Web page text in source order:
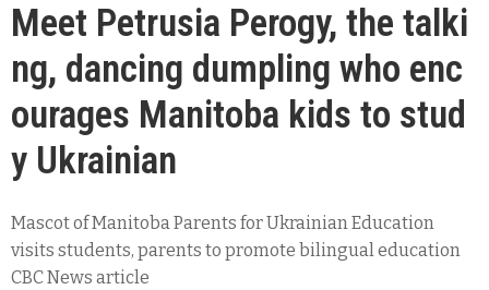
Meet Petrusia Perogy, the talki
ng, dancing dumpling who enc
ourages Manitoba kids to stud
y Ukrainian
Mascot of Manitoba Parents for Ukrainian Education
visits students, parents to promote bilingual education
CBC News article